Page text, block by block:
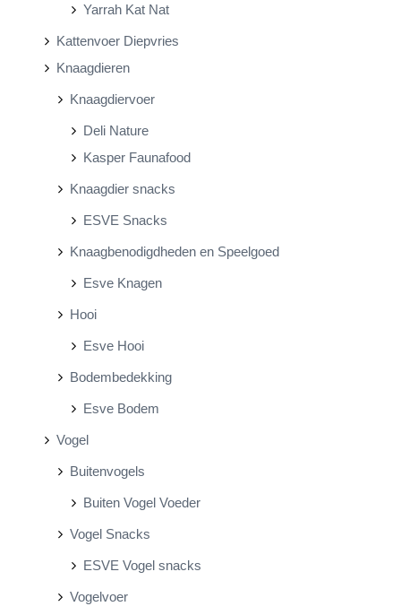
Yarrah Kat Nat
Kattenvoer Diepvries
Knaagdieren
Knaagdiervoer
Deli Nature
Kasper Faunafood
Knaagdier snacks
ESVE Snacks
Knaagbenodigdheden en Speelgoed
Esve Knagen
Hooi
Esve Hooi
Bodembedekking
Esve Bodem
Vogel
Buitenvogels
Buiten Vogel Voeder
Vogel Snacks
ESVE Vogel snacks
Vogelvoer